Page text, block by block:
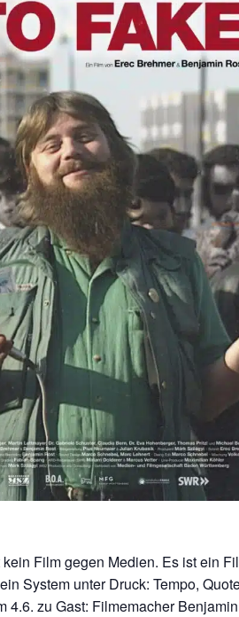
Film gegen Medien. Es ist ein
System unter Druck: Tempo,
4.6. zu Gast: Filmemacher